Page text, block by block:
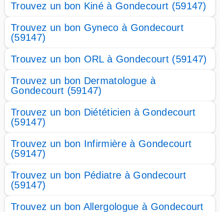
Trouvez un bon Kiné à Gondecourt (59147)
Trouvez un bon Gyneco à Gondecourt
(59147)
Trouvez un bon ORL à Gondecourt (59147)
Trouvez un bon Dermatologue à
Gondecourt (59147)
Trouvez un bon Diététicien à Gondecourt
(59147)
Trouvez un bon Infirmière à Gondecourt
(59147)
Trouvez un bon Pédiatre à Gondecourt
(59147)
Trouvez un bon Allergologue à Gondecourt